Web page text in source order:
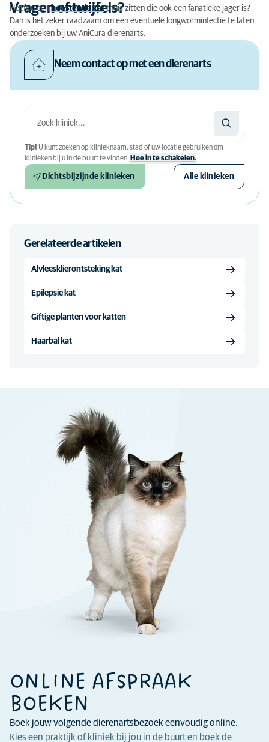
Vragen of twijfels?
Heeft u eenhoestende katthuis zitten die ook een fanatieke jager is?
Dan is het zeker raadzaam om een eventuele longworminfectie te laten
onderzoeken bij uw AniCura dierenarts.
Neem contact op met een dierenarts
Tip! U kunt zoeken op klinieknaam, stad of uw locatie gebruiken om
klinieken bij u in de buurt te vinden. Hoe in te schakelen.
Dichtsbijzijnde klinieken Alle klinieken
Gerelateerde artikelen
Alvleesklierontsteking kat
Epilepsie kat
Giftige planten voor katten
Haarbal kat
ONLINE AFSPRAAK
BOEKEN
Boek jouw volgende dierenartsbezoek eenvoudig online.
Kies een praktijk of kliniek bij jou in de buurt en boek de